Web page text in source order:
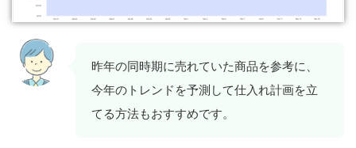
昨年の同時期に売れていた商品を参考に、
今年のトレンドを予測して仕入れ計画を立
てる方法もおすすめです。